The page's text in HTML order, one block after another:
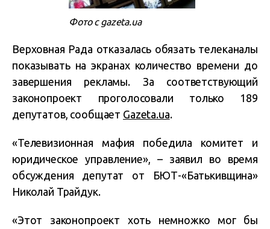
Фото с gazeta.ua
Верховная Рада отказалась обязать телеканалы
показывать на экранах количество времени до
завершения рекламы. За соответствующий
законопроект проголосовали только 189
депутатов, сообщает Gazeta.ua.
«Телевизионная мафия победила комитет и
юридическое управление», – заявил во время
обсуждения депутат от БЮТ-«Батькивщина»
Николай Трайдук.
«Этот законопроект хоть немножко мог бы